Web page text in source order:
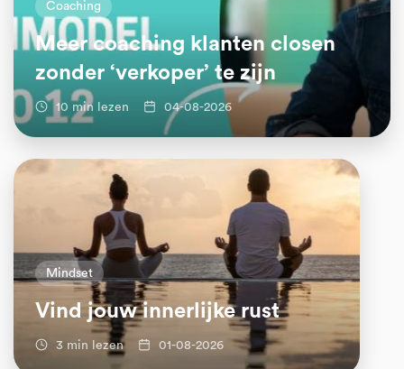
Coaching
Meer coaching klanten closen
zonder ‘verkoper’ te zijn
10 min lezen 04-08-2026
Mindset
Vind jouw innerlijke rust
3 min lezen 01-08-2026